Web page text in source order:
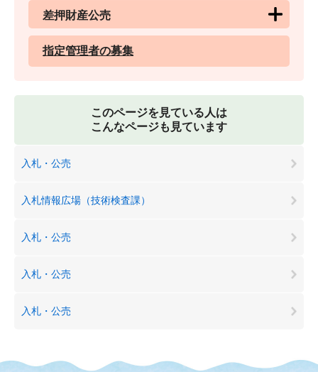
差押財産公売
指定管理者の募集
このページを見ている人は
こんなページも見ています
入札・公売
入札情報広場（技術検査課）
入札・公売
入札・公売
入札・公売